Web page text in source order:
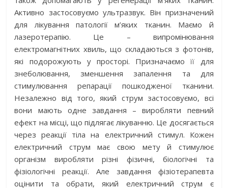
Активно застосовуємо ультразвук. Він призначений
для лікування патології м’яких тканин. Маємо й
лазеротерапію. Це – випромінювання
електромагнітних хвиль, що складаються з фотонів,
які подорожують у просторі. Призначаємо її для
знеболювання, зменшення запалення та для
стимулювання репарації пошкодженої тканини.
Незалежно від того, який струм застосовуємо, всі
вони мають одне завдання – виробляти певний
ефект на місці, що підлягає лікуванню. Це досягається
через реакції тіла на електричний стимул. Кожен
електричний струм має свою мету й стимулює
організм виробляти різні фізичні, біологічні та
фізіологічні реакції. Але завдання фізіотерапевта
оцінити та обрати, який електричний струм є